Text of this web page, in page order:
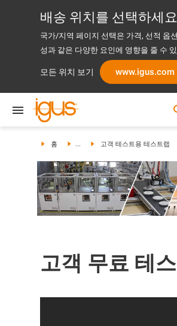
배송 위치를 선택하세
국가/지역 페이지 선택은 가격, 선적 옵
성과 같은 다양한 요인에 영향을 줄 수
모든 위치 보기 www.igus.com
홈 ... 고객 테스트용 테스트랩
고객 무료 테